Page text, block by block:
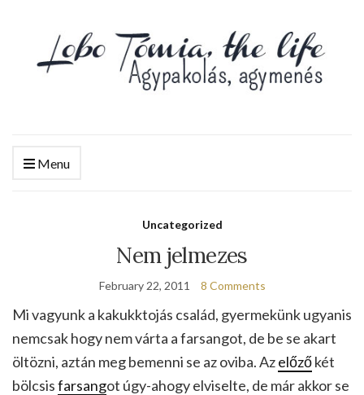
Menu
Uncategorized
Nem jelmezes
February 22, 2011 8 Comments
Mi vagyunk a kakukktojás család, gyermekünk ugyanis
nemcsak hogy nem várta a farsangot, de be se akart
öltözni, aztán meg bemenni se az oviba. Azelőzőkét
bölcsisfarsangot úgy-ahogy elviselte, de már akkor se